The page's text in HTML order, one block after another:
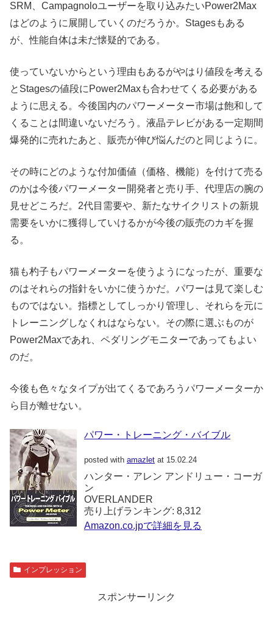
SRM、Campagnoloユーザーを取り込みたいPower2Max
はどのように展開していくのだろうか。Stagesもある
が、性能自体は未だ懐疑的である。
使っていないからという理由もあるがやはり値段を考える
とStagesの値段にPower2Maxも合わせてくる必要がある
ように思える。今後国内のパワーメーター市場は飽和して
くることは間違いないだろう。液晶テレビがある一定期間
爆発的に売れたあと、販売が伸び悩んだのと同じように。
その時にどのような付加価値（価格、機能）を付けて売る
のかは今後パワーメーター開発者と売り手、代理店の腕の
見せどころだ。2代目需要や、新たなサイクリストの新規
需要をいかに獲得していけるかが今後の販売のカギを握
る。
猫も杓子もパワーメーターを使うようになったが、重要な
のはそれらの指針をいかに使うかだ。パワーは見て楽しむ
ものではない。指標としてしっかり管理し、それらを元に
トレーニングしなくれはならない。その際に選ぶものが
Power2Maxであれ、ペダリングモニターであってもよい
のだ。
今後も色々なタイプが出てくるであろうパワーメーターか
ら目が離せない。
パワー・トレーニング・バイブル
posted with amazlet at 15.02.24
ハンター・アレン アンドリュー・コーガ
ン
OVERLANDER
売り上げランキング: 8,312
Amazon.co.jpで詳細を見る
インプレッション
スポンサーリンク